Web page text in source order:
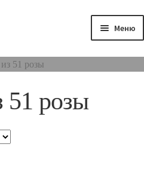
Меню
51 розы
51 розы